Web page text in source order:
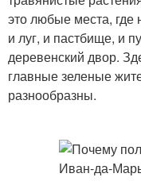
это любые места, где
и луг, и пастбище, и
деревенский двор.
главные зеленые
разнообразны.